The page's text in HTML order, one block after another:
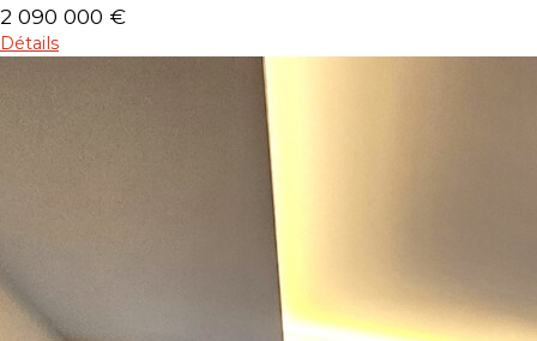
2 090 000 €
Détails